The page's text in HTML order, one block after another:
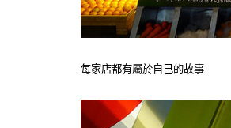
每家店都有屬於自己的故事